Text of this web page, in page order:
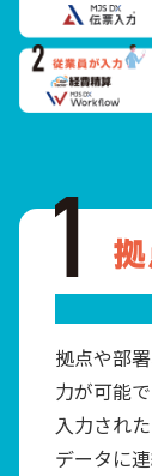
拠点や部
力が可能で
入力され
データに連